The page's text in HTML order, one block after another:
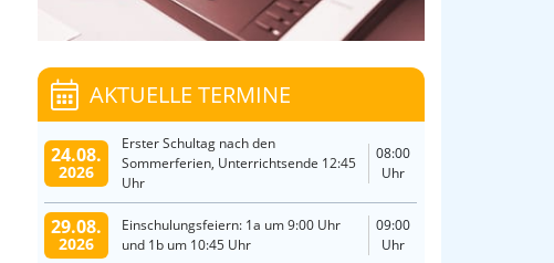
AKTUELLE TERMINE
24.08.
2026
Erster Schultag nach den
Sommerferien, Unterrichtsende 12:45
Uhr
08:00
Uhr
29.08.
2026
Einschulungsfeiern: 1a um 9:00 Uhr
und 1b um 10:45 Uhr
09:00
Uhr